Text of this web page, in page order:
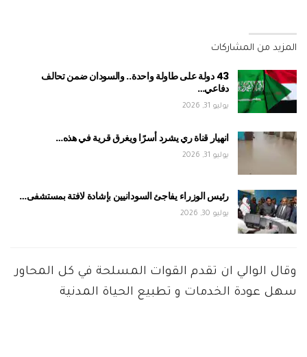
المزيد من المشاركات
43 دولة على طاولة واحدة.. والسودان ضمن تحالف
دفاعي…
يوليو 31, 2026
انهيار قناة ري يشرد أسرًا ويغرق قرية في هذه…
يوليو 31, 2026
رئيس الوزراء يفاجئ السودانيين بإشادة لافتة بمستشفى…
يوليو 30, 2026
وقال الوالي ان تقدم القوات المسلحة في كل المحاور
سهل عودة الخدمات و تطبيع الحياة المدنية